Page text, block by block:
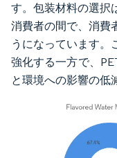
す。包装材料の選択
消費者の間で、消費
うになっています。
強化する一方で、
と環境への影響の低